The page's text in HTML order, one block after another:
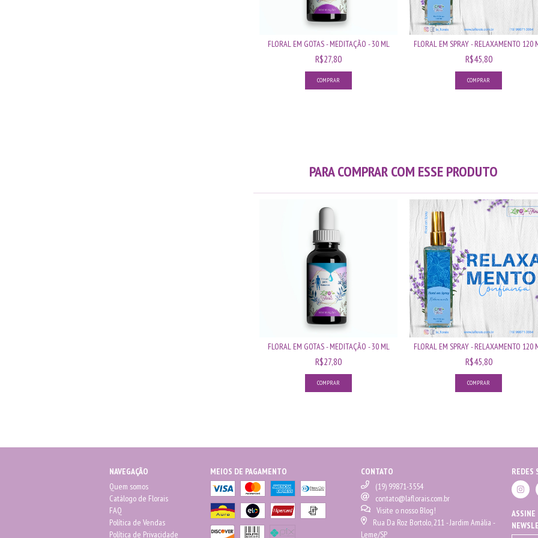
FLORAL EM GOTAS - MEDITAÇÃO - 30 ML
R$27,80
FLORAL EM SPRAY - RELAXAMENTO 120
R$45,80
PARA COMPRAR COM ESSE PRODUTO
FLORAL EM GOTAS - MEDITAÇÃO - 30 ML
R$27,80
FLORAL EM SPRAY - RELAXAMENTO 120
R$45,80
NAVEGAÇÃO
Quem somos
Catálogo de Florais
FAQ
Política de Vendas
Política de Privacidade
MEIOS DE PAGAMENTO
CONTATO
(19) 99871-3554
contato@laflorais.com.br
Visite o nosso Blog!
Rua Da Roz Bortolo, 211 - Jardim Amália -
Leme/SP
REDES
ASSINE